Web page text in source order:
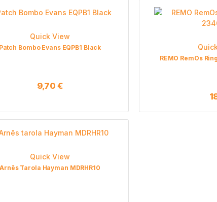
Quick View
Patch Bombo Evans EQPB1 Black
9,70 €
REMO RemOs
Quick View
Arnês Tarola Hayman MDRHR10